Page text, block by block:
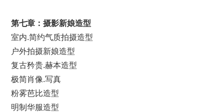
第七章：摄影新娘造型
室内.简约气质拍摄造型
户外拍摄新娘造型
复古矜贵.赫本造型
极简肖像.写真
粉雾芭比造型
明制华服造型